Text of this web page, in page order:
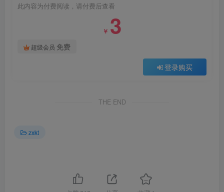
此内容为付费阅读，请付费后查看
￥ 3
超级会员 免费
登录购买
THE END
zxkt